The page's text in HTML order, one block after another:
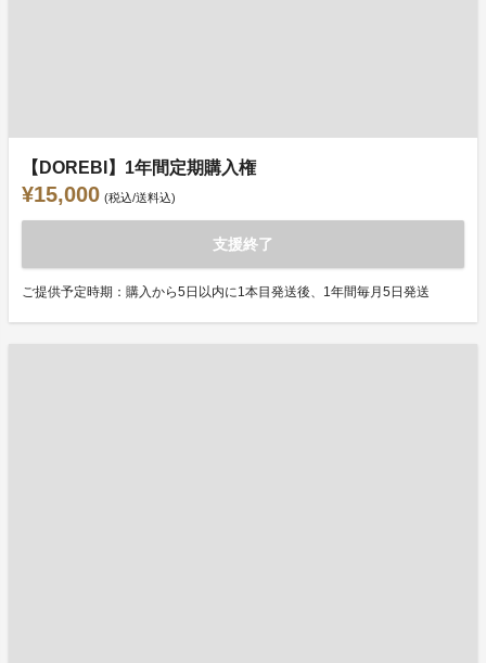
【DOREBI】1年間定期購入権
¥15,000 (税込/送料込)
支援終了
ご提供予定時期：購入から5日以内に1本目発送後、1年間毎月5日発送